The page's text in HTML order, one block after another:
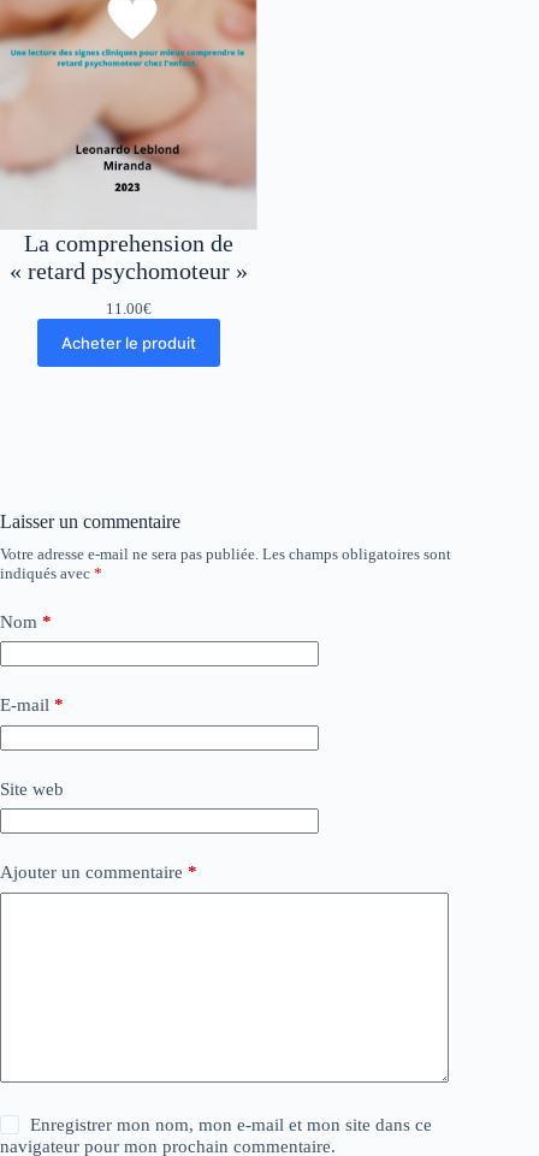
La comprehension de
« retard psychomoteur »
11.00€
Acheter le produit
Laisser un commentaire
Votre adresse e-mail ne sera pas publiée. Les champs obligatoires sont
indiqués avec *
Nom *
E-mail *
Site web
Ajouter un commentaire *
Enregistrer mon nom, mon e-mail et mon site dans ce
navigateur pour mon prochain commentaire.